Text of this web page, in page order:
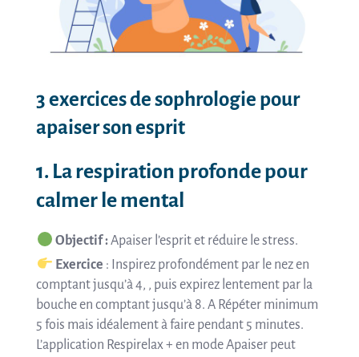
3 exercices de sophrologie pour
apaiser son esprit
1. La respiration profonde pour
calmer le mental
Objectif :Apaiser l’esprit et réduire le stress.
Exercice : Inspirez profondément par le nez en
comptant jusqu’à 4, , puis expirez lentement par la
bouche en comptant jusqu’à 8. A Répéter minimum
5 fois mais idéalement à faire pendant 5 minutes.
L’application Respirelax + en mode Apaiser peut